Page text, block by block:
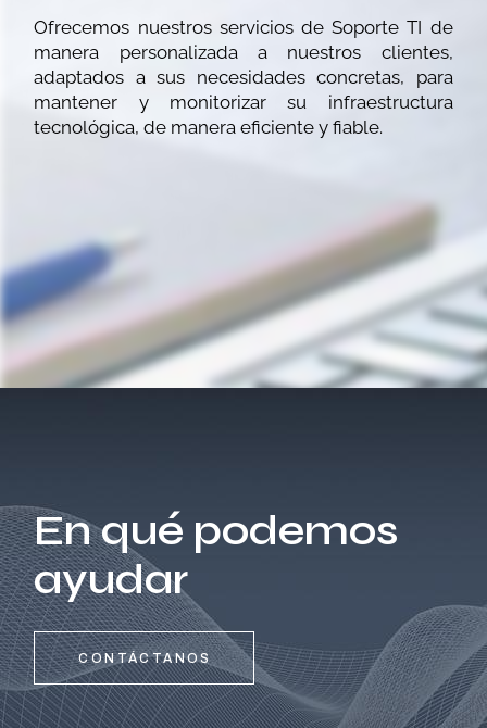
Ofrecemos nuestros servicios de Soporte TI de
manera personalizada a nuestros clientes,
adaptados a sus necesidades concretas, para
mantener y monitorizar su infraestructura
tecnológica, de manera eficiente y fiable.
En qué podemos
ayudar
CONTÁCTANOS